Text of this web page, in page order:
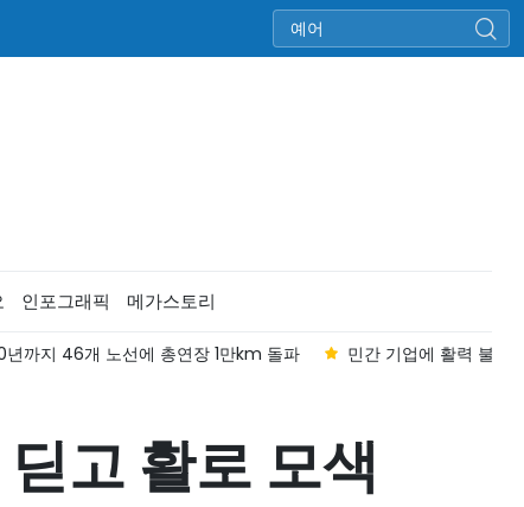
인포그래픽 메가스토리
까지 46개 노선에 총연장 1만km 돌파 민간 기업에 활력 불어
고 활로 모색